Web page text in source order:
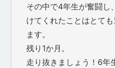
その中で4年生が奮闘し
けてくれたことはとて
ます。
残り1か月。
走り抜きましょう！6年